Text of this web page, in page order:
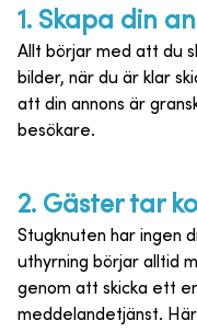
1. Skapa din
Allt börjar med att du
bilder, när du är klar
att din annons är
besökare.
2. Gäster tar
Stugknuten har ingen
uthyrning börjar alltid
genom att skicka ett
meddelandetjänst.